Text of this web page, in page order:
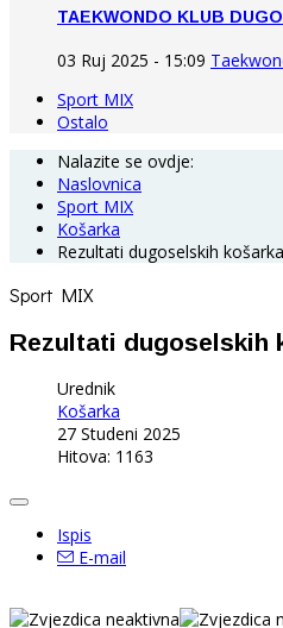
TAEKWONDO KLUB
03 Ruj 2025 - 15:09
Sport MIX
Ostalo
Nalazite se ovdje:
Naslovnica
Sport MIX
Košarka
Rezultati dugoselskih
Sport MIX
Rezultati dugoselskih
Urednik
Košarka
27 Studeni 2025
Hitova: 1163
Ispis
E-mail